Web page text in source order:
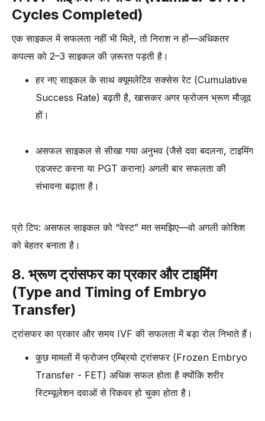
Cycles Completed)
एक साइकल में सफलता नहीं भी मिले, तो निराश न हों—अधिकतर
कपल्स को 2–3 साइकल की ज़रूरत पड़ती है।
हर नए साइकल के साथ क्यूमलेटिव सक्सेस रेट (Cumulative
Success Rate) बढ़ती है, खासकर अगर फ्रोजन भ्रूण मौजूद
हों।
असफल साइकल से सीखा गया अनुभव (जैसे दवा बदलना, टाइमिंग
एडजस्ट करना या PGT कराना) अगली बार सफलता की
संभावना बढ़ाता है।
प्रो टिप: असफल साइकल को “वेस्ट” मत समझिए—वो अगली कोशिश
को बेहतर बनाता है।
8. भ्रूण ट्रांसफर का प्रकार और टाइमिंग
(Type and Timing of Embryo
Transfer)
ट्रांसफर का प्रकार और समय IVF की सफलता में बड़ा रोल निभाते हैं।
कुछ मामलों में फ्रोजन एम्ब्रियो ट्रांसफर (Frozen Embryo
Transfer - FET) अधिक सफल होता है क्योंकि शरीर
स्टिम्यूलेशन दवाओं से रिकवर हो चुका होता है।